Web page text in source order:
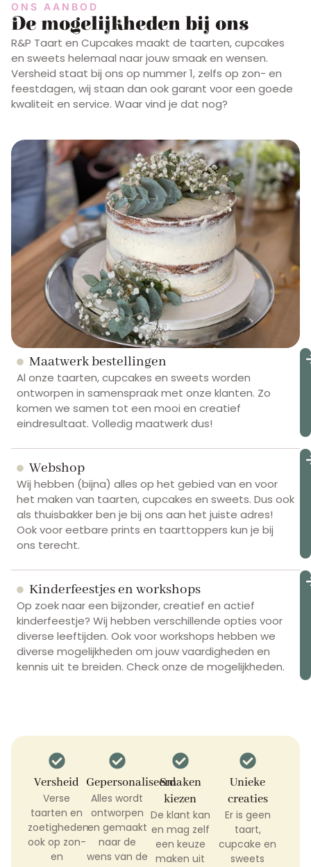
ONS AANBOD
De mogelijkheden bij ons
R&P Taart en Cupcakes maakt de taarten, cupcakes
en sweets helemaal naar jouw smaak en wensen.
Versheid staat bij ons op nummer 1, zelfs op zon- en
feestdagen, wij staan dan ook garant voor een goede
kwaliteit en service. Waar vind je dat nog?
Maatwerk bestellingen
Al onze taarten, cupcakes en sweets worden
ontworpen in samenspraak met onze klanten. Zo
komen we samen tot een mooi en creatief
eindresultaat. Volledig maatwerk dus!
Webshop
Wij hebben (bijna) alles op het gebied van en voor
het maken van taarten, cupcakes en sweets. Dus ook
als thuisbakker ben je bij ons aan het juiste adres!
Ook voor eetbare prints en taarttoppers kun je bij
ons terecht.
Kinderfeestjes en workshops
Op zoek naar een bijzonder, creatief en actief
kinderfeestje? Wij hebben verschillende opties voor
diverse leeftijden. Ook voor workshops hebben we
diverse mogelijkheden om jouw vaardigheden en
kennis uit te breiden. Check onze de mogelijkheden.
Versheid
Verse
taarten en
zoetigheden
ook op zon-
en
Gepersonaliseerd
Alles wordt
ontworpen
en gemaakt
naar de
wens van de
Smaken
kiezen
De klant kan
en mag zelf
een keuze
maken uit
Unieke
creaties
Er is geen
taart,
cupcake en
sweets